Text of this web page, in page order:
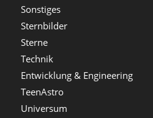
Sonstiges
Sternbilder
Sterne
Technik
Entwicklung & Engineering
TeenAstro
Universum